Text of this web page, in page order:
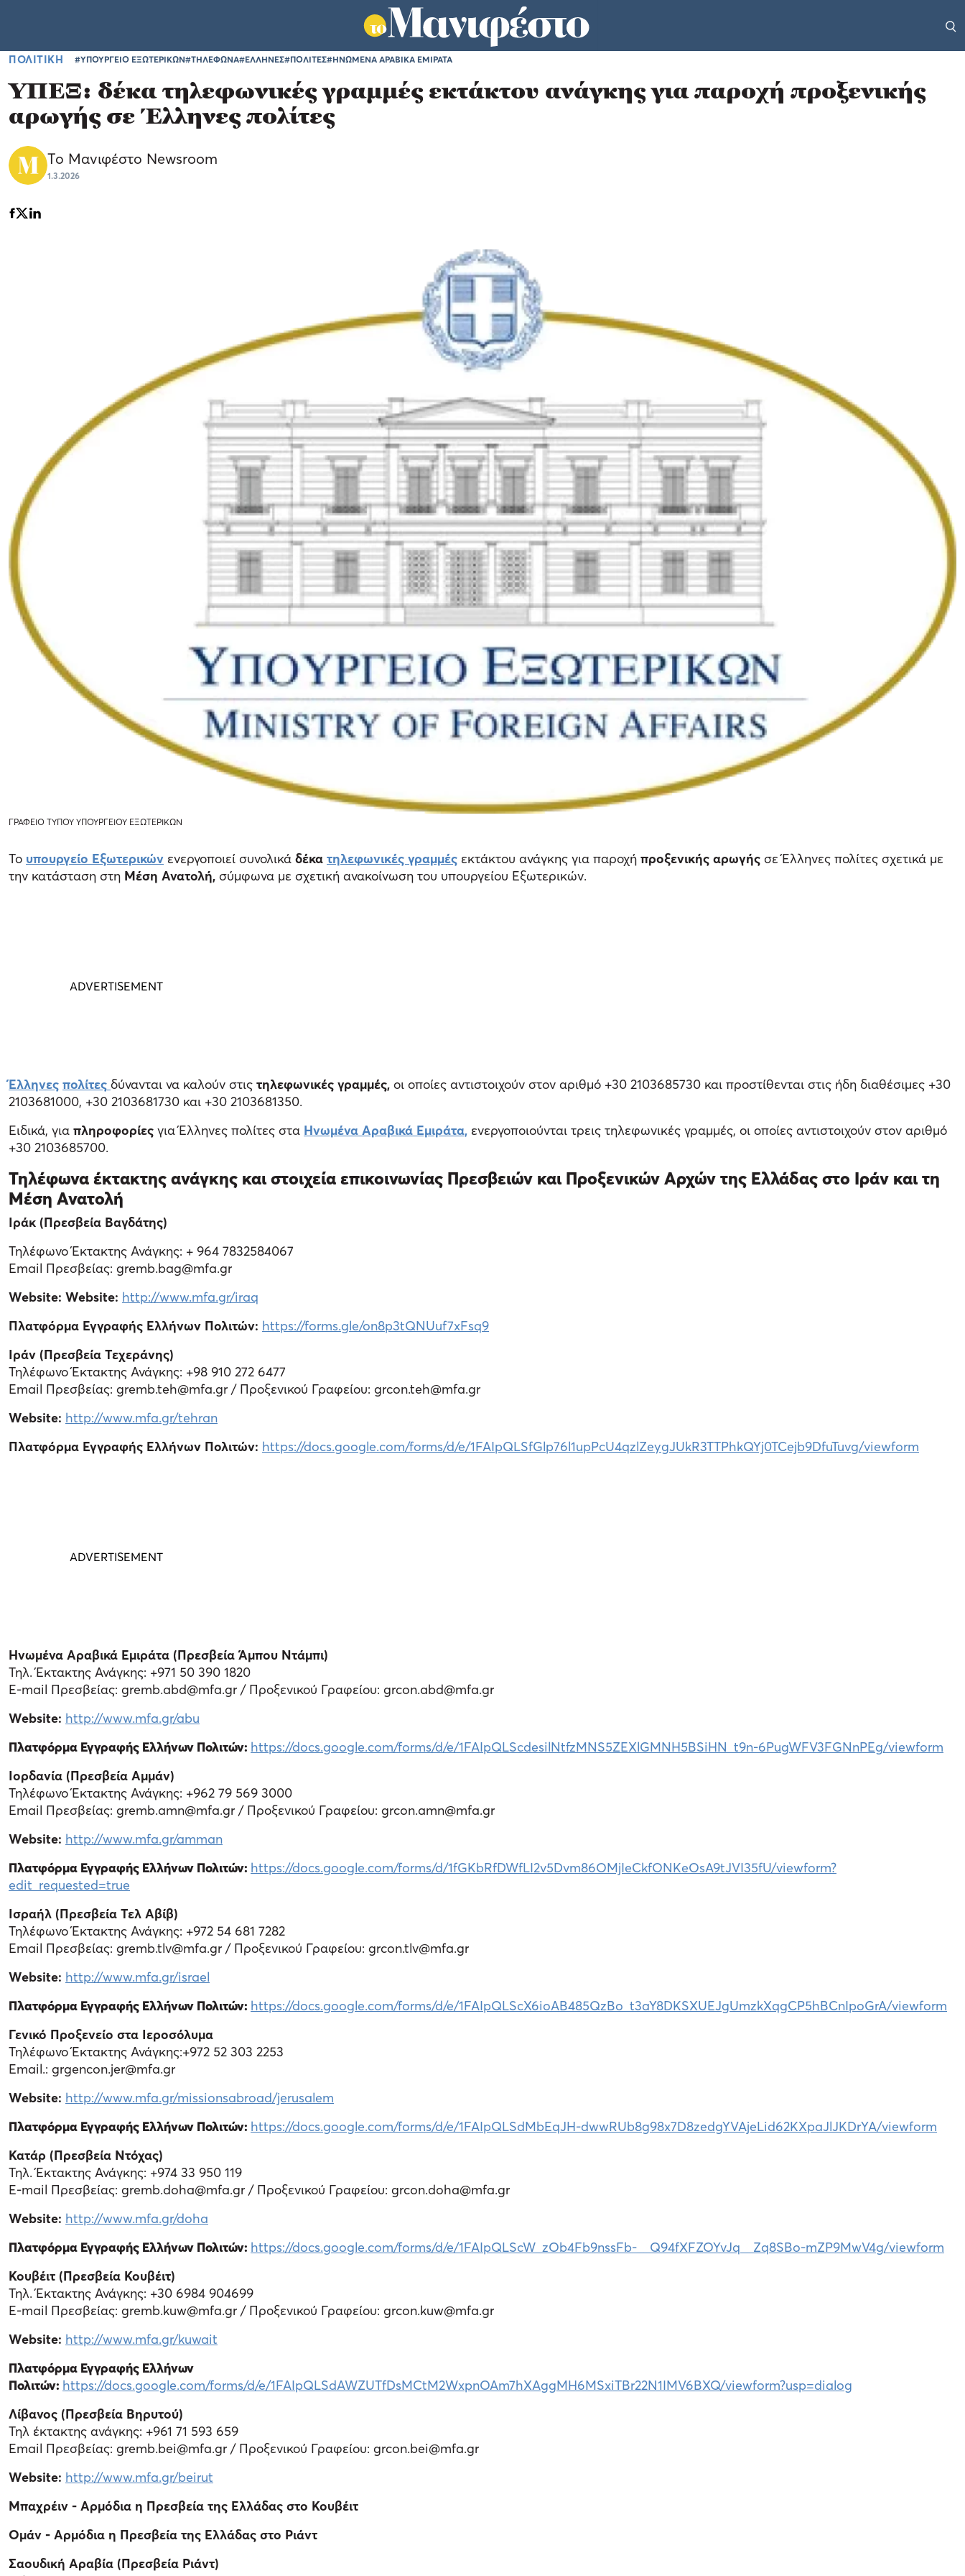
ΠΟΛΙΤΙΚΗ #ΥΠΟΥΡΓΕΙΟ ΕΞΩΤΕΡΙΚΩΝ#ΤΗΛΕΦΩΝΑ#ΕΛΛΗΝΕΣ#ΠΟΛΙΤΕΣ#ΗΝΩΜΕΝΑ ΑΡΑΒΙΚΑ ΕΜΙΡΑΤΑ
ΥΠΕΞ: δέκα τηλεφωνικές γραμμές εκτάκτου ανάγκης για παροχή προξενικής
αρωγής σε Έλληνες πολίτες
Το Μανιφέστο Newsroom
1.3.2026
ΓΡΑΦΕΙΟ ΤΥΠΟΥ ΥΠΟΥΡΓΕΙΟΥ ΕΞΩΤΕΡΙΚΩΝ
Το υπουργείο Εξωτερικών ενεργοποιεί συνολικά δέκα τηλεφωνικές γραμμές εκτάκτου ανάγκης για παροχή προξενικής αρωγής σε Έλληνες πολίτες σχετικά με
την κατάσταση στη Μέση Ανατολή, σύμφωνα με σχετική ανακοίνωση του υπουργείου Εξωτερικών.
Έλληνες πολίτες δύνανται να καλούν στις τηλεφωνικές γραμμές, οι οποίες αντιστοιχούν στον αριθμό +30 2103685730 και προστίθενται στις ήδη διαθέσιμες +30
2103681000, +30 2103681730 και +30 2103681350.
Ειδικά, για πληροφορίες για Έλληνες πολίτες στα Ηνωμένα Αραβικά Εμιράτα, ενεργοποιούνται τρεις τηλεφωνικές γραμμές, οι οποίες αντιστοιχούν στον αριθμό
+30 2103685700.
Τηλέφωνα έκτακτης ανάγκης και στοιχεία επικοινωνίας Πρεσβειών και Προξενικών Αρχών της Ελλάδας στο Ιράν και τη
Μέση Ανατολή
Ιράκ (Πρεσβεία Βαγδάτης)
Τηλέφωνο Έκτακτης Ανάγκης: + 964 7832584067
Email Πρεσβείας: gremb.bag@mfa.gr
Website: Website: http://www.mfa.gr/iraq
Πλατφόρμα Εγγραφής Ελλήνων Πολιτών: https://forms.gle/on8p3tQNUuf7xFsq9
Ιράν (Πρεσβεία Τεχεράνης)
Τηλέφωνο Έκτακτης Ανάγκης: +98 910 272 6477
Email Πρεσβείας: gremb.teh@mfa.gr / Προξενικού Γραφείου: grcon.teh@mfa.gr
Website: http://www.mfa.gr/tehran
Πλατφόρμα Εγγραφής Ελλήνων Πολιτών: https://docs.google.com/forms/d/e/1FAIpQLSfGlp76l1upPcU4qzlZeygJUkR3TTPhkQYj0TCejb9DfuTuvg/viewform
Ηνωμένα Αραβικά Εμιράτα (Πρεσβεία Άμπου Ντάμπι)
Τηλ. Έκτακτης Ανάγκης: +971 50 390 1820
Ε-mail Πρεσβείας: gremb.abd@mfa.gr / Προξενικού Γραφείου: grcon.abd@mfa.gr
Website: http://www.mfa.gr/abu
Πλατφόρμα Εγγραφής Ελλήνων Πολιτών: https://docs.google.com/forms/d/e/1FAIpQLScdesilNtfzMNS5ZEXlGMNH5BSiHN_t9n-6PugWFV3FGNnPEg/viewform
Ιορδανία (Πρεσβεία Αμμάν)
Τηλέφωνο Έκτακτης Ανάγκης: +962 79 569 3000
Email Πρεσβείας: gremb.amn@mfa.gr / Προξενικού Γραφείου: grcon.amn@mfa.gr
Website: http://www.mfa.gr/amman
Πλατφόρμα Εγγραφής Ελλήνων Πολιτών: https://docs.google.com/forms/d/1fGKbRfDWfLI2v5Dvm86OMjIeCkfONKeOsA9tJVI35fU/viewform?
edit_requested=true
Ισραήλ (Πρεσβεία Τελ Αβίβ)
Τηλέφωνο Έκτακτης Ανάγκης: +972 54 681 7282
Email Πρεσβείας: gremb.tlv@mfa.gr / Προξενικού Γραφείου: grcon.tlv@mfa.gr
Website: http://www.mfa.gr/israel
Πλατφόρμα Εγγραφής Ελλήνων Πολιτών: https://docs.google.com/forms/d/e/1FAIpQLScX6ioAB485QzBo_t3aY8DKSXUEJgUmzkXqgCP5hBCnIpoGrA/viewform
Γενικό Προξενείο στα Ιεροσόλυμα
Τηλέφωνο Έκτακτης Ανάγκης:+972 52 303 2253
Email.: grgencon.jer@mfa.gr
Website: http://www.mfa.gr/missionsabroad/jerusalem
Πλατφόρμα Εγγραφής Ελλήνων Πολιτών: https://docs.google.com/forms/d/e/1FAIpQLSdMbEqJH-dwwRUb8g98x7D8zedgYVAjeLid62KXpaJlJKDrYA/viewform
Κατάρ (Πρεσβεία Ντόχας)
Τηλ. Έκτακτης Ανάγκης: +974 33 950 119
Ε-mail Πρεσβείας: gremb.doha@mfa.gr / Προξενικού Γραφείου: grcon.doha@mfa.gr
Website: http://www.mfa.gr/doha
Πλατφόρμα Εγγραφής Ελλήνων Πολιτών: https://docs.google.com/forms/d/e/1FAIpQLScW_zOb4Fb9nssFb-__Q94fXFZOYvJq__Zq8SBo-mZP9MwV4g/viewform
Κουβέιτ (Πρεσβεία Κουβέιτ)
Τηλ. Έκτακτης Ανάγκης: +30 6984 904699
Ε-mail Πρεσβείας: gremb.kuw@mfa.gr / Προξενικού Γραφείου: grcon.kuw@mfa.gr
Website: http://www.mfa.gr/kuwait
Πλατφόρμα Εγγραφής Ελλήνων
Πολιτών: https://docs.google.com/forms/d/e/1FAIpQLSdAWZUTfDsMCtM2WxpnOAm7hXAggMH6MSxiTBr22N1IMV6BXQ/viewform?usp=dialog
Λίβανος (Πρεσβεία Βηρυτού)
Τηλ έκτακτης ανάγκης: +961 71 593 659
Email Πρεσβείας: gremb.bei@mfa.gr / Προξενικού Γραφείου: grcon.bei@mfa.gr
Website: http://www.mfa.gr/beirut
Μπαχρέιν - Αρμόδια η Πρεσβεία της Ελλάδας στο Κουβέιτ
Ομάν - Αρμόδια η Πρεσβεία της Ελλάδας στο Ριάντ
Σαουδική Αραβία (Πρεσβεία Ριάντ)